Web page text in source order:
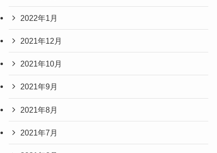
2022年1月
2021年12月
2021年10月
2021年9月
2021年8月
2021年7月